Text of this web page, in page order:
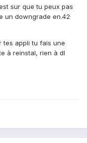
sur que tu peux pas
un downgrade en.42
tes appli tu fais une
à reinstal, rien à dl